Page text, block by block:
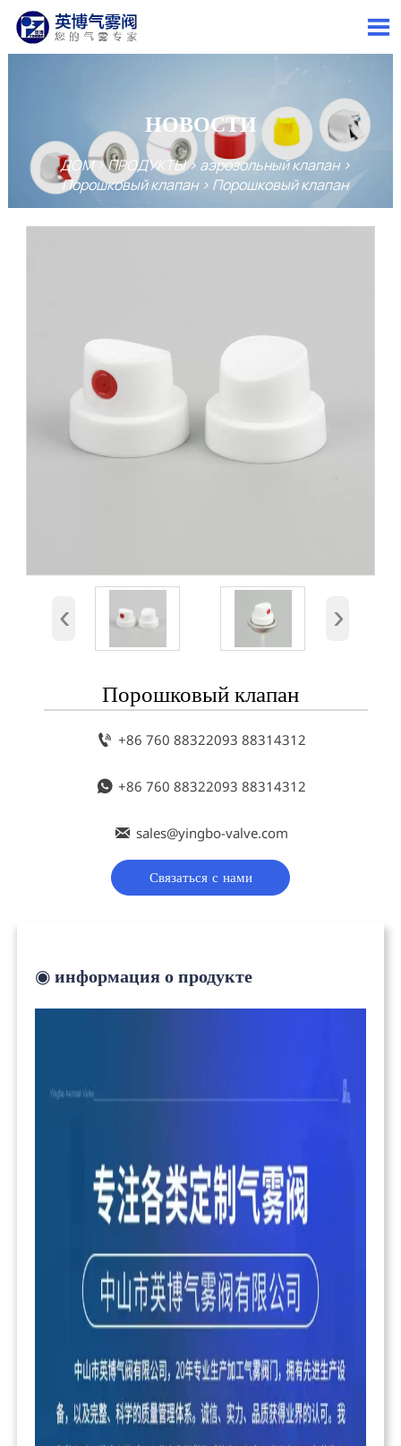

НОВОСТИ
ДОМ>ПРОДУКТЫ> аэрозольный клапан>
Порошковый клапан> Порошковый клапан
‹ ›
Порошковый клапан
 +86 760 88322093 88314312
 +86 760 88322093 88314312
 sales@yingbo-valve.com
Связаться с нами
◉информация о продукте